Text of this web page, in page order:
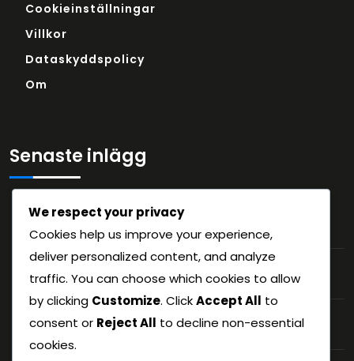
Cookieinställningar
Villkor
Dataskyddspolicy
Om
Senaste inlägg
Teamdynamik i 6-3-1-formationen:
Sammanhållning, kollektiv förståelse
Motståndaranalys för 6-3-1-formationen:
Förberedelse, sårbarhetsmålning
Lagarbete i 6-3-1-formationen:
Spelarinteraktioner, gemensamt arbete
We respect your privacy
Cookies help us improve your experience,
deliver personalized content, and analyze
traffic. You can choose which cookies to allow
by clicking Customize. ClickAccept All to
consent or Reject All to decline non-essential
cookies.